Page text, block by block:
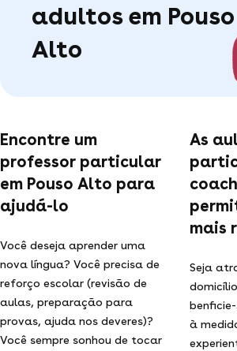
adultos em Pouso
Alto
Encontre um
professor particular
em Pouso Alto para
ajudá-lo
Você deseja aprender uma
nova língua? Você precisa de
reforço escolar (revisão de
aulas, preparação para
provas, ajuda nos deveres)?
Você sempre sonhou de tocar
As
mais
Seja
à